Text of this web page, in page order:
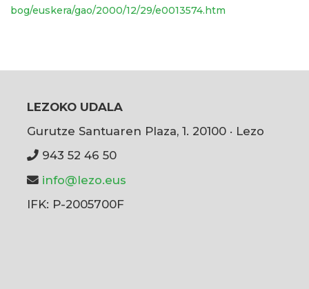
bog/euskera/gao/2000/12/29/e0013574.htm
LEZOKO UDALA
Gurutze Santuaren Plaza, 1. 20100 · Lezo
943 52 46 50
info@lezo.eus
IFK: P-2005700F